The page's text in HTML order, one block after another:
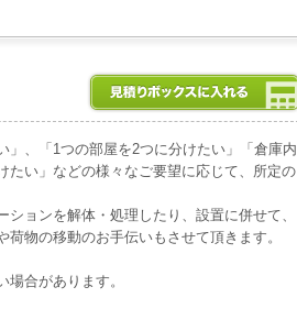
」、「1つの部屋を2つに分けたい」「倉庫内
たい」などの様々なご要望に応じて、所定の
ションを解体・処理したり、設置に併せて、
物の移動のお手伝いもさせて頂きます。
合があります。